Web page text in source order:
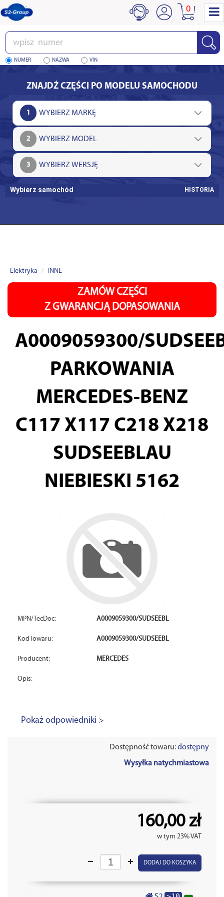
Wpisz
numer
NUMER NAZWA VIN
0
ZNAJDŹ CZĘŚCI PO MODELU SAMOCHODU
1
2
3
Wybierz samochód HISTORIA
Elektryka INNE
ZAMÓW CZĘŚCI
Z GWARANCJĄ DOPASOWANIA
A0009059300/
PARKOWANIA
MERCEDES-BENZ
C117 X117 C218 X218
SUDSEEBLAU
NIEBIESKI 5162
MPN/TecDoc: A0009059300/SUDSEEBL
KodTowaru: A0009059300/SUDSEEBL
Producent: MERCEDES
Opis:
Pokaż odpowiedniki >
Dostępność towaru:dostępny
Wysyłka natychmiastowa
160,00 zł
w tym 23% VAT
DODAJ DO KOSZYKA